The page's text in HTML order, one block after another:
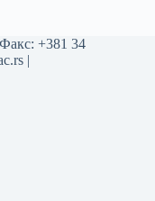
+381 34
|